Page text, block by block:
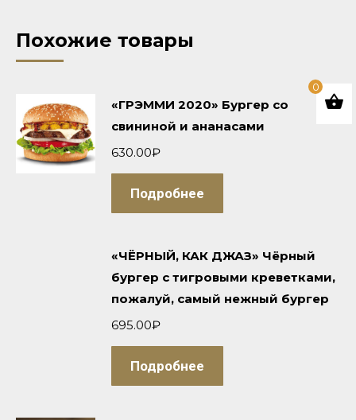
Похожие товары
«ГРЭММИ 2020» Бургер со
свининой и ананасами
630.00₽
Подробнее
«ЧЁРНЫЙ, КАК ДЖАЗ» Чёрный
бургер с тигровыми креветками,
пожалуй, самый нежный бургер
695.00₽
Подробнее
0